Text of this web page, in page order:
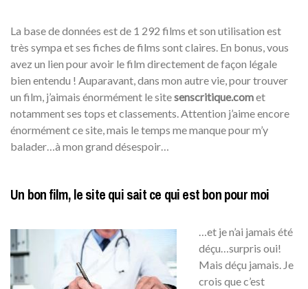
La base de données est de 1 292 films et son utilisation est
très sympa et ses fiches de films sont claires. En bonus, vous
avez un lien pour avoir le film directement de façon légale
bien entendu ! Auparavant, dans mon autre vie, pour trouver
un film, j’aimais énormément le sitesenscritique.comet
notamment ses tops et classements. Attention j’aime encore
énormément ce site, mais le temps me manque pour m’y
balader…à mon grand désespoir…
Un bon film, le site qui sait ce qui est bon pour moi
…et je n’ai jamais été
déçu…surpris oui!
Mais déçu jamais. Je
crois que c’est